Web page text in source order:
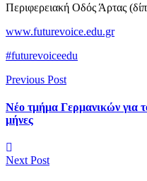
Περιφερειακή Οδός Άρτας
www.futurevoice.edu.gr
#futurevoiceedu
Previous Post
Νέο τμήμα Γερμανικών για
μήνες
Next Post